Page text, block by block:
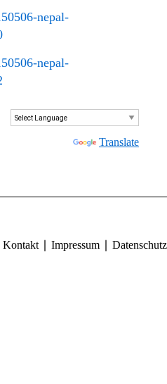
Translate
Kontakt Impressum Datenschutz